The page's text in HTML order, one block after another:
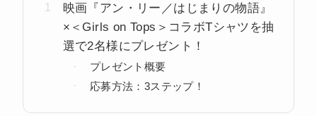
映画『アン・リー／はじまりの物語』
×＜Girls on Tops＞コラボTシャツを抽
選で2名様にプレゼント！
プレゼント概要
応募方法：3ステップ！